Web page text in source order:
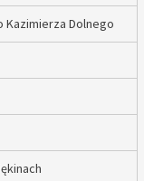
Kazimierza Dolnego